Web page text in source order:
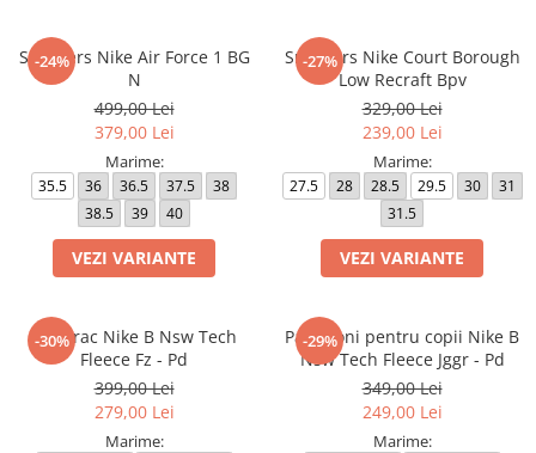
-24%
Sneakers Nike Air Force 1 BG
N
499,00 Lei
379,00 Lei
Marime:
35.5 36 36.5 37.5
38
38.5
39 40
VEZI VARIANTE
-27%
Sneakers Nike Court Borough
Low Recraft Bpv
329,00 Lei
239,00 Lei
Marime:
27.5 28 28.5 29.5 30
31
31.5
VEZI VARIANTE
-30%
Hanorac Nike B Nsw Tech
Fleece Fz - Pd
399,00 Lei
279,00 Lei
Marime:
-29%
Pantaloni pentru copii Nike B
Nsw Tech Fleece Jggr - Pd
349,00 Lei
249,00 Lei
Marime: